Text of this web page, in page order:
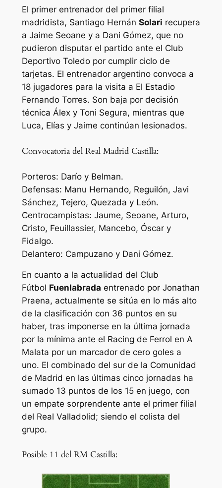
El primer entrenador del primer filial
madridista, Santiago Hernán Solari recupera
a Jaime Seoane y a Dani Gómez, que no
pudieron disputar el partido ante el Club
Deportivo Toledo por cumplir ciclo de
tarjetas. El entrenador argentino convoca a
18 jugadores para la visita a El Estadio
Fernando Torres. Son baja por decisión
técnica Álex y Toni Segura, mientras que
Luca, Elías y Jaime continúan lesionados.
Convocatoria del Real Madrid Castilla:
Porteros: Darío y Belman.
Defensas: Manu Hernando, Reguilón, Javi
Sánchez, Tejero, Quezada y León.
Centrocampistas: Jaume, Seoane, Arturo,
Cristo, Feuillassier, Mancebo, Óscar y
Fidalgo.
Delantero: Campuzano y Dani Gómez.
En cuanto a la actualidad del Club
Fútbol Fuenlabrada entrenado por Jonathan
Praena, actualmente se sitúa en lo más alto
de la clasificación con 36 puntos en su
haber, tras imponerse en la última jornada
por la mínima ante el Racing de Ferrol en A
Malata por un marcador de cero goles a
uno. El combinado del sur de la Comunidad
de Madrid en las últimas cinco jornadas ha
sumado 13 puntos de los 15 en juego, con
un empate sorprendente ante el primer filial
del Real Valladolid; siendo el colista del
grupo.
Posible 11 del RM Castilla: